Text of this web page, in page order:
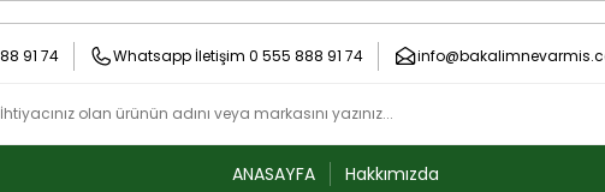
91 74 Whatsapp İletişim 0 555 888 91 74
ANASAYFA Hakkımızda